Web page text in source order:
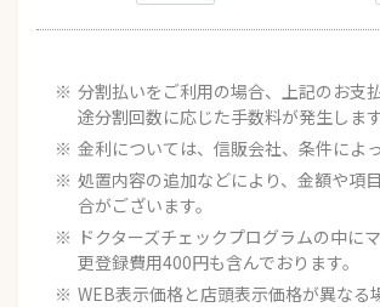
分割払いをご利用の場合、上記のお支
途分割回数に応じた手数料が発生します
金利については、信販会社、条件によ
処置内容の追加などにより、金額や項
合がございます。
ドクターズチェックプログラムの中に
更登録費用400円も含んでおります。
WEB表示価格と店頭表示価格が異なる